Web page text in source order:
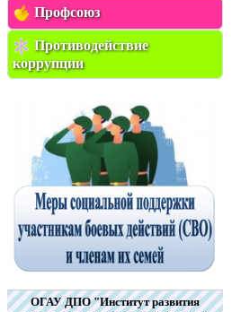
Профсоюз
Противодействие
коррупции
ОГАУ ДПО "Институт развития